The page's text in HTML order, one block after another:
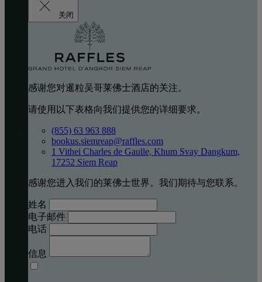
关闭
感谢您对暹粒吴哥莱佛士酒店的关注。
请使用以下表格向我们提供您的详细要求。
(855) 63 963 888
bookus.siemreap@raffles.com
1 Vithei Charles de Gaulle, Khum Svay Dangkum,
17252 Siem Reap
感谢您进入我们的莱佛士世界。我们期待与您联系。
姓名
电子邮件
电话
信息